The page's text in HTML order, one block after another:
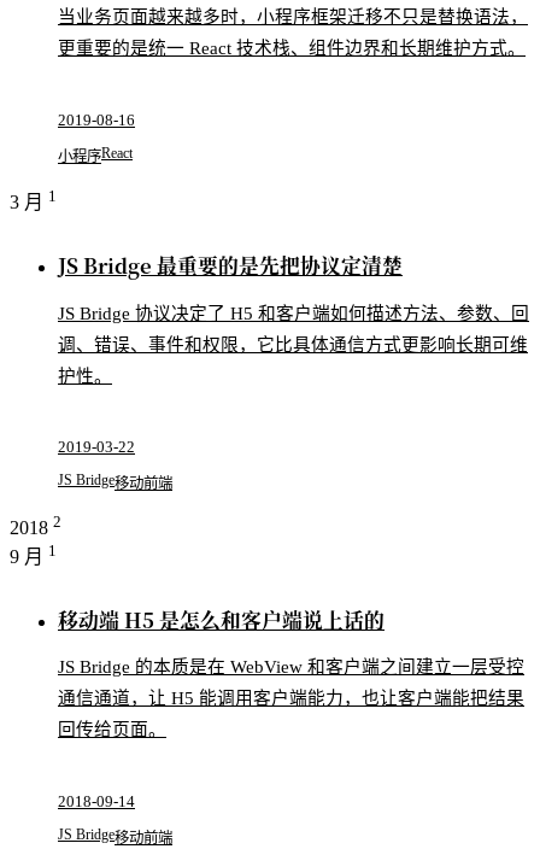
当业务页面越来越多时，小程序框架迁移不只是替换语法，
更重要的是统一 React 技术栈、组件边界和长期维护方式。
2019-08-16
小程序React
3 月 1
JS Bridge 最重要的是先把协议定清楚
JS Bridge 协议决定了 H5 和客户端如何描述方法、参数、回
调、错误、事件和权限，它比具体通信方式更影响长期可维
护性。
2019-03-22
JS Bridge移动前端
2018 2
9 月 1
移动端 H5 是怎么和客户端说上话的
JS Bridge 的本质是在 WebView 和客户端之间建立一层受控
通信通道，让 H5 能调用客户端能力，也让客户端能把结果
回传给页面。
2018-09-14
JS Bridge移动前端